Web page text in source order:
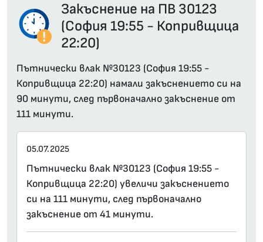
Закъснение на ПВ 30123
(София 19:55 - Копривщица
22:20)
Пътнически влак №30123 (София 19:55 -
Копривщица 22:20) намали закъснението си на
90 минути, след първоначално закъснение от
111 минути.
05.07.2025
Пътнически влак №30123 (София 19:55 -
Копривщица 22:20) увеличи закъснението
си на 111 минути, след първоначално
закъснение от 41 минути.